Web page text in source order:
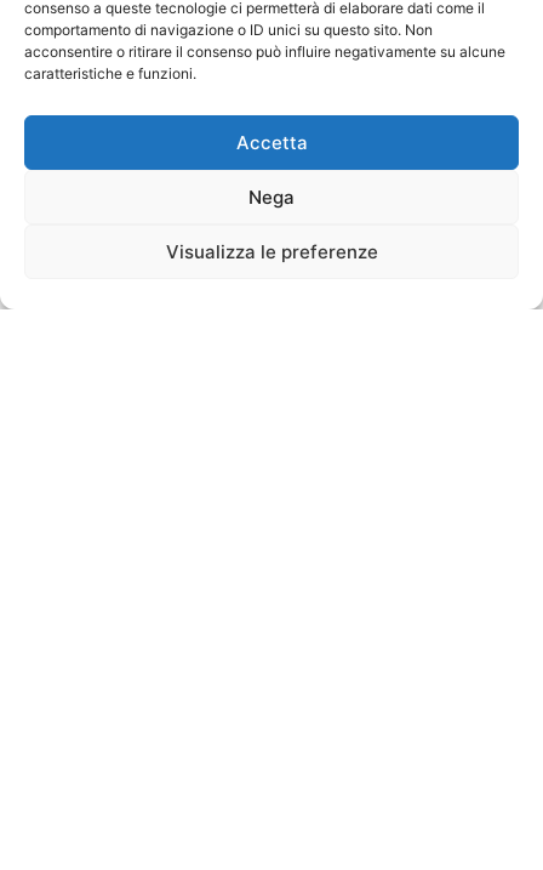
consenso a queste tecnologie ci permetterà di elaborare dati come il
comportamento di navigazione o ID unici su questo sito. Non
acconsentire o ritirare il consenso può influire negativamente su alcune
caratteristiche e funzioni.
Accetta
Nega
Visualizza le preferenze